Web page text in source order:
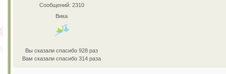
Сообщений: 2310
Вика
Вы сказали спасибо 928 раз
Вам сказали спасибо 314 раза